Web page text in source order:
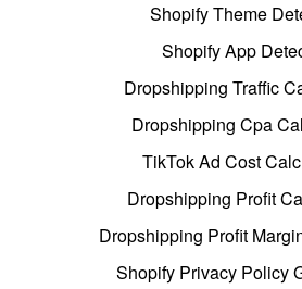
Shopify Theme
Shopify App
Dropshipping Traffic
Dropshipping Cpa
TikTok Ad Cost
Dropshipping Profit
Dropshipping Profit
Shopify Privacy Policy